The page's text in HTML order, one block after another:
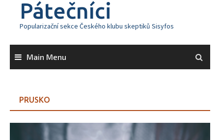
Pátečníci
Popularizační sekce Českého klubu skeptiků Sisyfos
Main Menu
PRUSKO